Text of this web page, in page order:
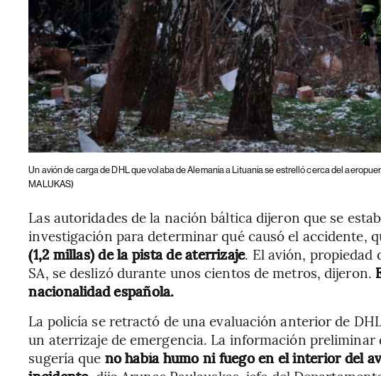
Un avión de carga de DHL que volaba de Alemania a Lituania se estrelló cerca del
MALUKAS)
Las autoridades de la nación báltica dijeron que se
investigación para determinar qué causó el accidente,
(1,2 millas) de la pista de aterrizaje. El avión, propiedad
SA, se deslizó durante unos cientos de metros, dijeron.
nacionalidad española.
La policía se retractó de una evaluación anterior de
un aterrizaje de emergencia. La información preliminar
sugería que no había humo ni fuego en el interior del